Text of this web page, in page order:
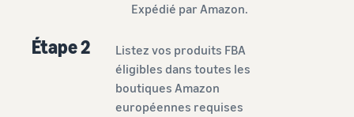
Expédié par Amazon.
Étape 2
Listez vos produits FBA
éligibles dans toutes les
boutiques Amazon
européennes requises